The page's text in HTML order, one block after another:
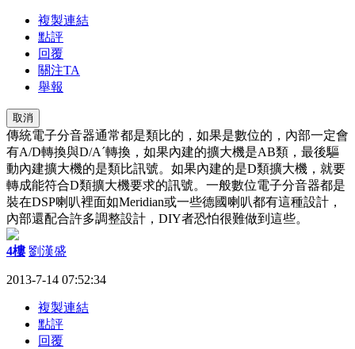
複製連結
點評
回覆
關注TA
舉報
取消
傳統電子分音器通常都是類比的，如果是數位的，內部一定會
有A/D轉換與D/Aˊ轉換，如果內建的擴大機是AB類，最後驅
動內建擴大機的是類比訊號。如果內建的是D類擴大機，就要
轉成能符合D類擴大機要求的訊號。一般數位電子分音器都是
裝在DSP喇叭裡面如Meridian或一些德國喇叭都有這種設計，
內部還配合許多調整設計，DIY者恐怕很難做到這些。
4樓 劉漢盛
2013-7-14 07:52:34
複製連結
點評
回覆